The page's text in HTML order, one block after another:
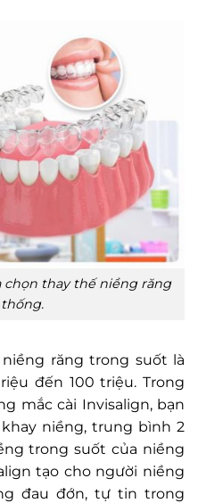
chọn thay thế niềng răng
răng trong suốt là
đến 100 triệu. Trong
mắc cài Invisalign, bạn
niềng, trung bình 2
trong suốt của niềng
tạo cho người niềng
đau đớn, tự tin trong